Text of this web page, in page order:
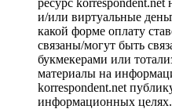
и/или виртуальные
какой форме оплату
связаны/могут быть
букмекерами или
материалы на
korrespondent.net
информационных целях.